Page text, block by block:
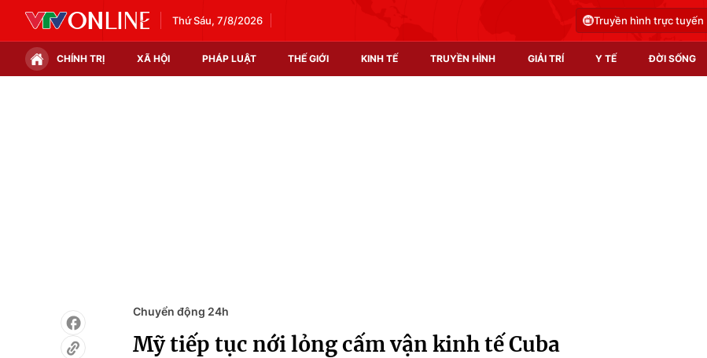
Thứ Sáu, 7/8/2026 Truyền hình trực tuyến
CHÍNH TRỊ XÃ HỘI PHÁP LUẬT THẾ GIỚI KINH TẾ TRUYỀN HÌNH GIẢI TRÍ Y TẾ ĐỜI SỐNG
Chuyển động 24h
Mỹ tiếp tục nới lỏng cấm vận kinh tế Cuba